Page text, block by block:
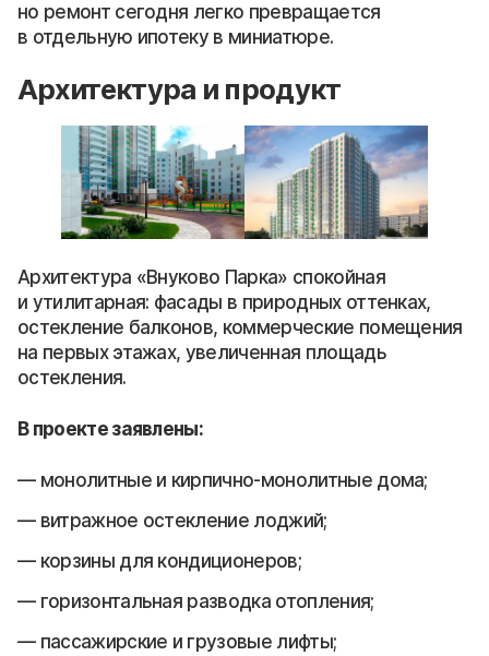
но ремонт сегодня легко превращается
в отдельную ипотеку в миниатюре.
Архитектура и продукт
Архитектура «Внуково Парка» спокойная
и утилитарная: фасады в природных оттенках,
остекление балконов, коммерческие помещения
на первых этажах, увеличенная площадь
остекления.
В проекте заявлены:
монолитные и кирпично-монолитные дома;
витражное остекление лоджий;
корзины для кондиционеров;
горизонтальная разводка отопления;
пассажирские и грузовые лифты;